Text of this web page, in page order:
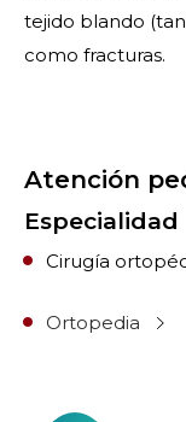
tejido blando
como fracturas.
Atención
Especialidad
Cirugía
Ortopedia